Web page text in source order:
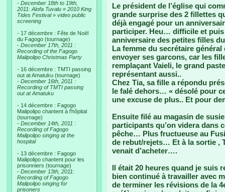
- December 18th to 19th,
2011: Alofa Tuvalu « 2010 King
Tides Festival » video public
screening
- 17 décembre : Fête de Noël
du Fagogo (tournage)
- December 17th, 2011 :
Recording of the Fagogo
Malipolipo Christmas Party
- 16 décembre : TMTI passing
out at Amatuku (tournage)
- December 16th, 2011 :
Recording of TMTI passing
out at Amatuku
- 14 décembre : Fagogo
Malipolipo chantent à l'hôpital
(tournage)
- December 14th, 2011 :
Recording of Fagogo
Malipolipo singing at the
hospital
- 13 décembre : Fagogo
Malipolipo chantent pour les
prisonniers (tournage)
- December 13th, 2011:
Recording of Fagogo
Malipolipo singing for
prisoners
Le président de l’église qui
grande surprise des 2 fillettes
déjà engagé pour un
participer. Heu… difficile et
anniversaire des petites filles
La femme du secrétaire général
envoyer ses garcons, car les
remplaçant Vaieli, le grand
représentant aussi..
Chez Tia, sa fille a répondu
le falé dehors… « désolé pour
une excuse de plus.. Et pour
Ensuite filé au magasin de
participants qu’on videra dans
pêche… Plus fructueuse au
de rebut/rejets… Et à la sortie ,
venait d’acheter….
Il était 20 heures quand je suis
bien continué à travailler avec
de terminer les révisions de la